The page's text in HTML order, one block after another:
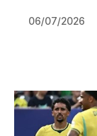
06/07/2026